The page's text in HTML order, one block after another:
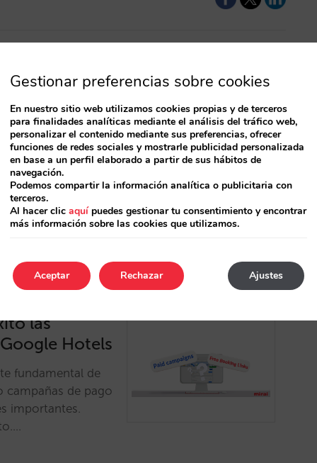
nuevos
no tienen
de
estos anuncios
las
Hotels
fundamental de
campañas de pago
importantes.
Gestionar preferencias sobre cookies
En nuestro sitio web utilizamos cookies propias y de terceros
para finalidades analíticas mediante el análisis del tráfico web,
personalizar el contenido mediante sus preferencias, ofrecer
funciones de redes sociales y mostrarle publicidad personalizada
en base a un perfil elaborado a partir de sus hábitos de
navegación.
Podemos compartir la información analítica o publicitaria con
terceros.
Al hacer clic aquípuedes gestionar tu consentimiento y encontrar
más información sobre las cookies que utilizamos.
Aceptar Ajustes
Rechazar